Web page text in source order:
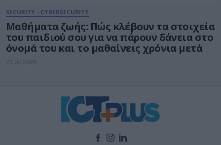
SECURITY - CYBERSECURITY
Μαθήματα ζωής: Πώς κλέβουν τα στοιχεία
του παιδιού σου για να πάρουν δάνεια στο
όνομά του και το μαθαίνεις χρόνια μετά
23.07.2026